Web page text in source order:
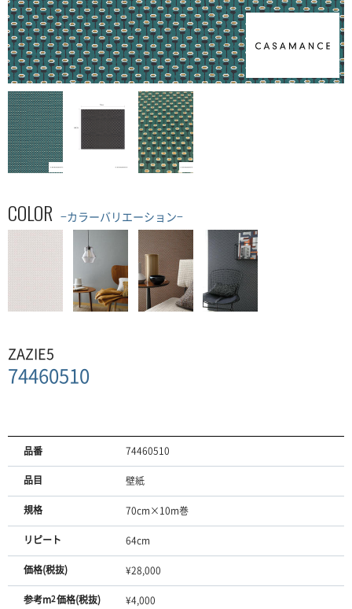
COLOR −カラーバリエーション−
ZAZIE5
74460510
品番 74460510
品目 壁紙
規格 70cm×10m巻
リピート 64cm
価格(税抜) ¥28,000
参考m2価格(税抜) ¥4,000